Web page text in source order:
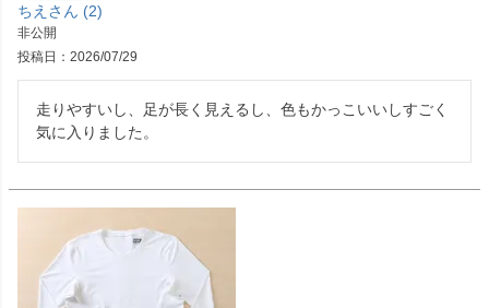
ちえ 2
非公開
投稿日
2026/07/29
走りやすいし、足が長く見えるし、色もかっこいいしすごく
気に入りました。